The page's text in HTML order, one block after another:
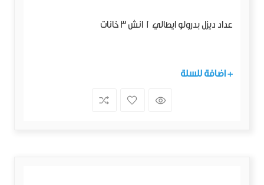
عداد ديزل بدرولو ايطالي 1 انش 3 خانات
+ اضافة للسلة